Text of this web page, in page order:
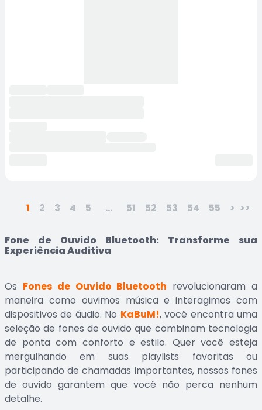
1 2 3 4 5 ... 51 52 53 54 55 > >>
Fone de Ouvido Bluetooth: Transforme sua
Experiência Auditiva
Os Fones de Ouvido Bluetooth revolucionaram a
maneira como ouvimos música e interagimos com
dispositivos de áudio. No KaBuM!, você encontra uma
seleção de fones de ouvido que combinam tecnologia
de ponta com conforto e estilo. Quer você esteja
mergulhando em suas playlists favoritas ou
participando de chamadas importantes, nossos fones
de ouvido garantem que você não perca nenhum
detalhe.